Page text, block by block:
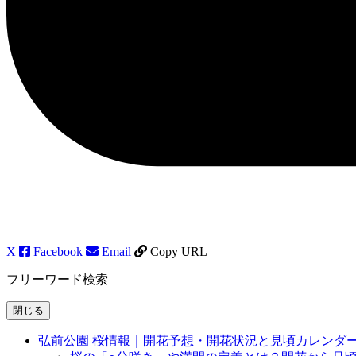
X Facebook Email Copy URL
フリーワード検索
閉じる
弘前公園 桜情報｜開花予想・開花状況と見頃カレンダ